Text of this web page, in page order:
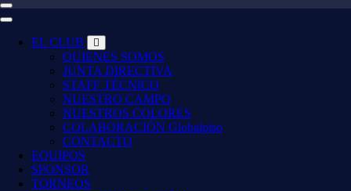
EL CLUB
QUIENES SOMOS
JUNTA DIRECTIVA
STAFF TÉCNICO
NUESTRO CAMPO
NUESTROS COLORES
COLABORACIÓN Globalpiso
CONTACTO
EQUIPOS
SPONSOR
TORNEOS